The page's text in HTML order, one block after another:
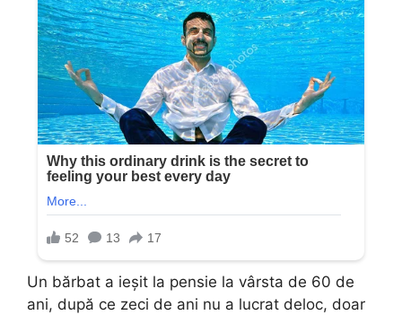
Un bărbat a ieșit la pensie la vârsta de 60 de
ani, după ce zeci de ani nu a lucrat deloc, doar